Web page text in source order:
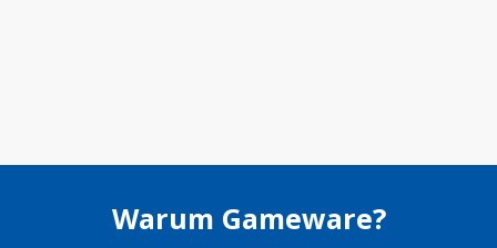
Warum Gameware?